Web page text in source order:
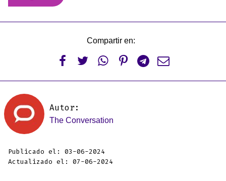
Compartir en:
     
Autor:
The Conversation
Publicado el: 03-06-2024
Actualizado el: 07-06-2024